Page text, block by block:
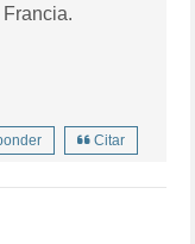
Citar